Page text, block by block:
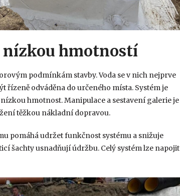
nízkou hmotností
podmínkám stavby. Voda se v nich nejprve
řízeně odváděna do určeného místa. Systém je
hmotnost. Manipulace a sestavení galerie je
těžkou nákladní dopravou.
pomáhá udržet funkčnost systému a snižuje
šachty usnadňují údržbu. Celý systém lze napojit